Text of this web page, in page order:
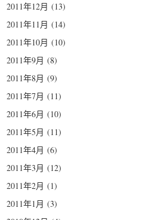
2011年12月 (13)
2011年11月 (14)
2011年10月 (10)
2011年9月 (8)
2011年8月 (9)
2011年7月 (11)
2011年6月 (10)
2011年5月 (11)
2011年4月 (6)
2011年3月 (12)
2011年2月 (1)
2011年1月 (3)